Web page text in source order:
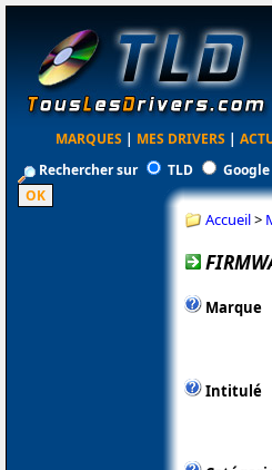
MARQUES | MES DRIVERS |
Rechercher sur
TLD Google
Accueil>
Marque
Intitulé